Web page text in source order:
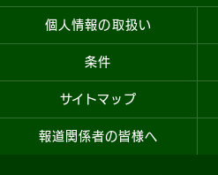
個人情報の取扱い
条件
サイトマップ
報道関係者の皆様へ